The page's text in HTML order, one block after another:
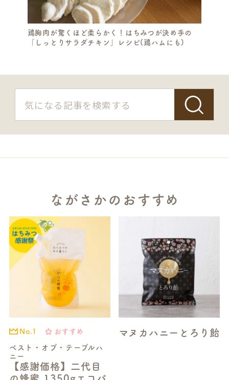
鶏胸肉が驚くほど柔らかく！はちみつが決め手の
「しっとりサラダチキン」レシピ(鶏ハムにも)
ながさかのおすすめ
ベスト・オブ・テーブルハ
ニー
【感謝価格】二代目
No.1 おすすめ マヌカハニーとろり飴